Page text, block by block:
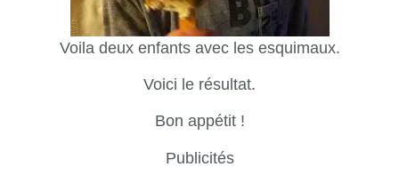
Voila deux enfants avec les esquimaux.
Voici le résultat.
Bon appétit !
Publicités